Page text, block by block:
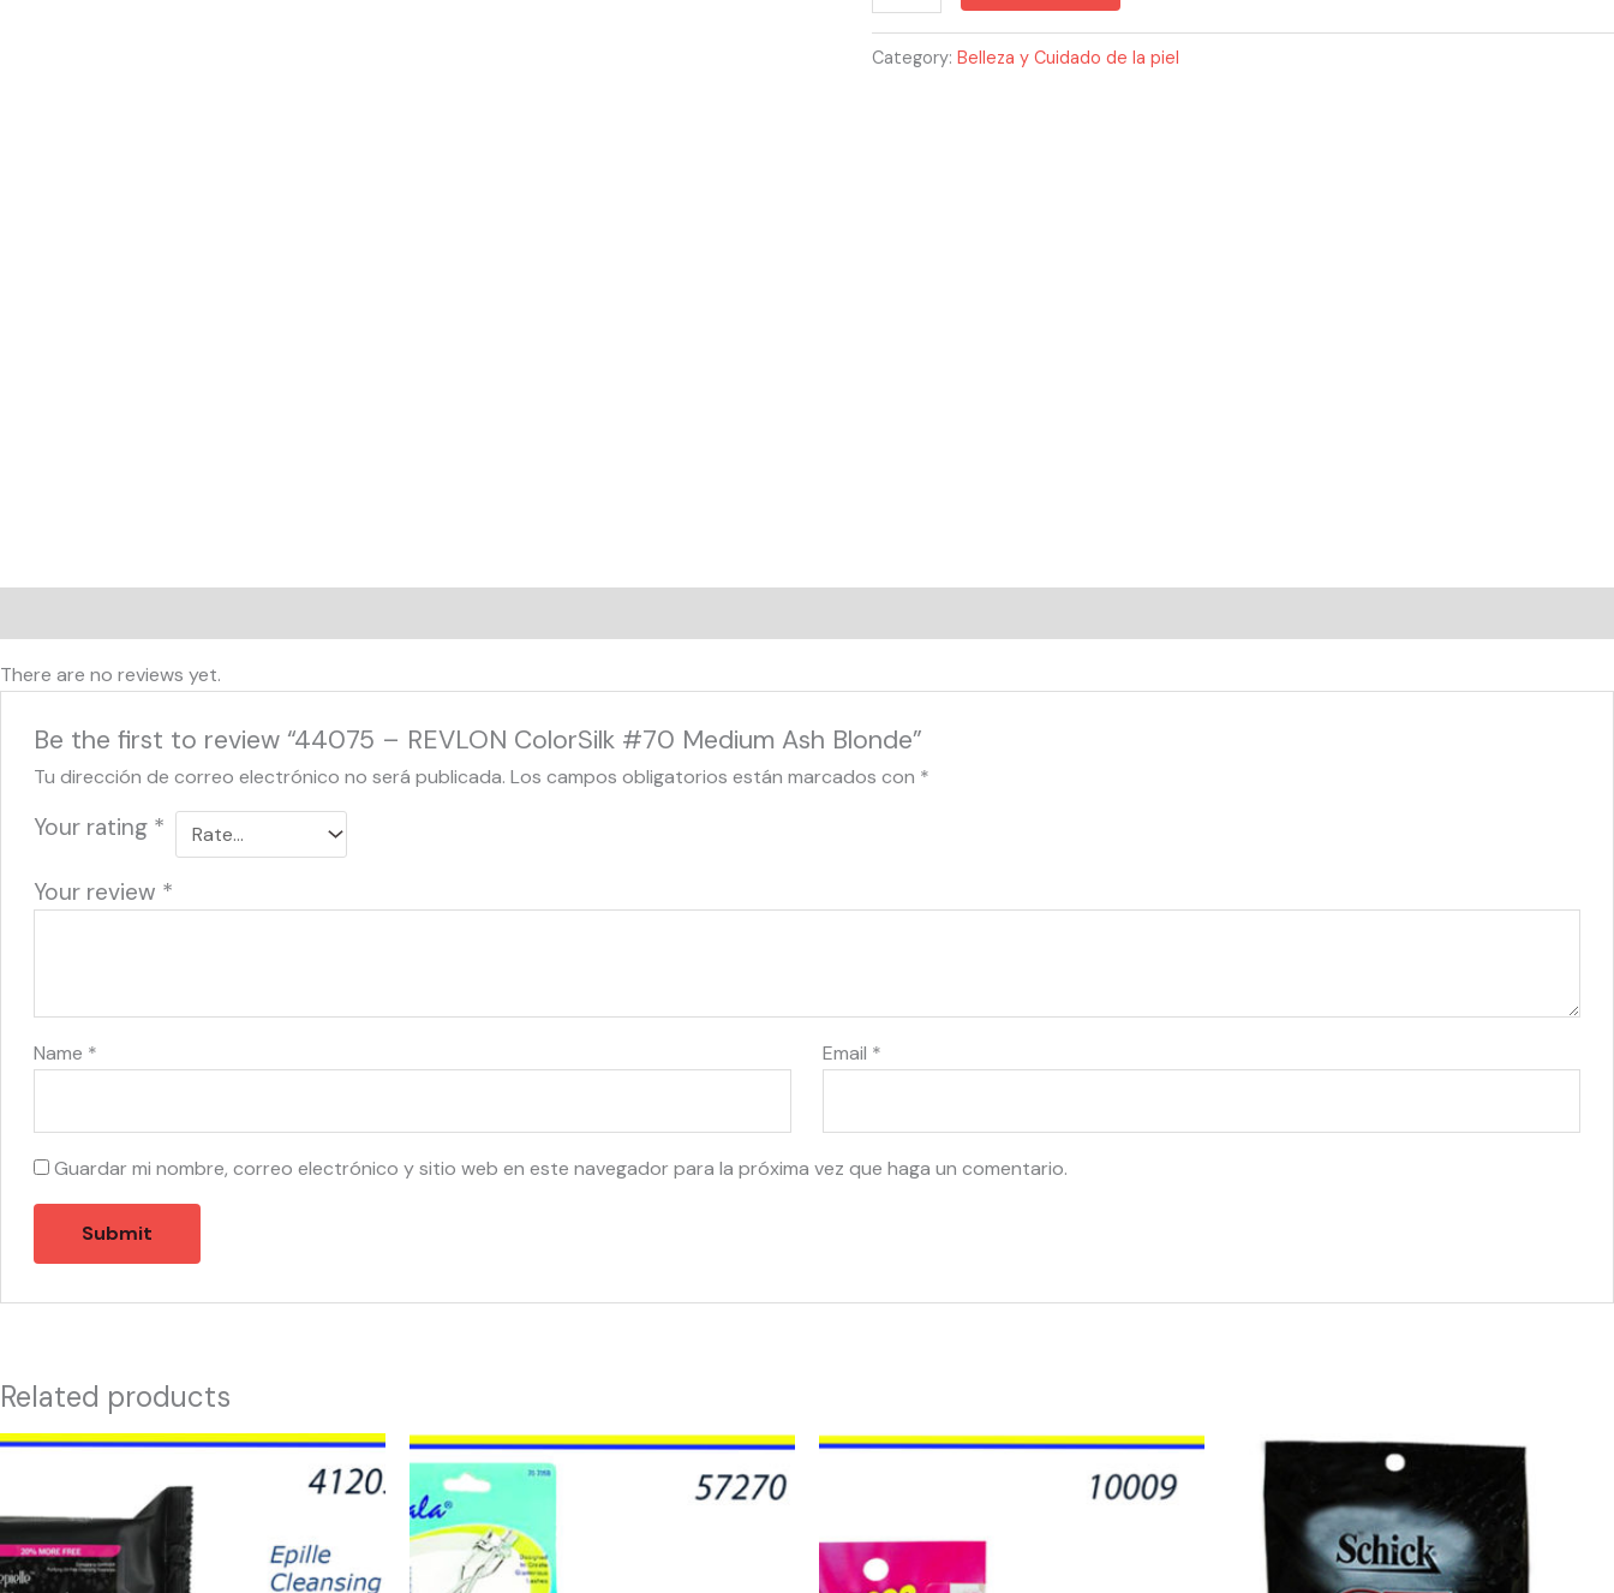
Category: Belleza y Cuidado de la piel
There are no reviews yet.
Be the first to review “44075 – REVLON ColorSilk #70 Medium Ash Blonde”
Tu dirección de correo electrónico no será publicada. Los campos obligatorios están marcados con *
Your rating *
Your review *
Name * Email *
Guardar mi nombre, correo electrónico y sitio web en este navegador para la próxima vez que haga un comentario.
Related products
41205
EPIELLE
CLEANING
CHARCOAL
57270
EYELASH
CURLER
quantity
10009
Personna
Buenos
10213
NAVAJA
SHICK